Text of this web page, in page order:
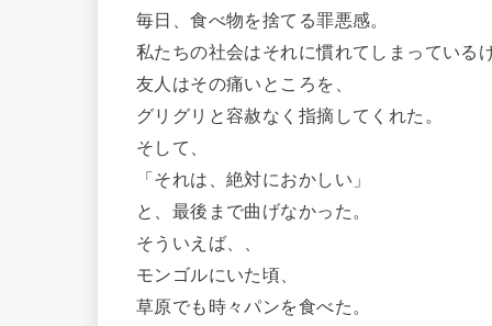
毎日、食べ物を捨てる罪悪感。
私たちの社会はそれに慣れてしまっているけ
友人はその痛いところを、
グリグリと容赦なく指摘してくれた。
そして、
「それは、絶対におかしい」
と、最後まで曲げなかった。
そういえば、、
モンゴルにいた頃、
草原でも時々パンを食べた。